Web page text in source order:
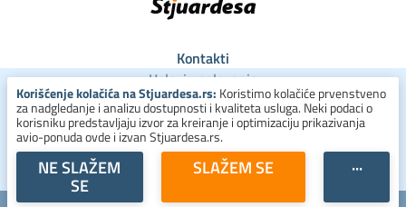
Kontakti
Uslovi poslovanja
Uslovi za kolačiće
Zaštita ličnih podataka
+381 800 300 137
Korišćenje kolačića na Stjuardesa.rs: Koristimo kolačiće prvenstveno
za nadgledanje i analizu dostupnosti i kvaliteta usluga. Neki podaci o
korisniku predstavljaju izvor za kreiranje i optimizaciju prikazivanja
avio-ponuda ovde i izvan Stjuardesa.rs.
NE SLAŽEM
SE
SLAŽEM SE ···